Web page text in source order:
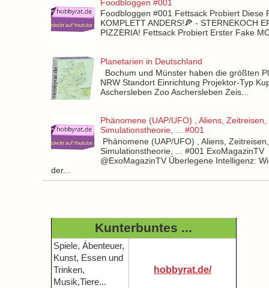
Foodbloggen #001
Foodbloggen #001 Fettsack Probiert Diese
KOMPLETT ANDERS!🍕 - STERNEKOCH
PIZZERIA! Fettsack Probiert Erster Fake
Planetarien in Deutschland
Bochum und Münster haben die größten
NRW Standort Einrichtung Projektor-Typ
Aschersleben Zoo Aschersleben Zeis...
Phänomene (UAP/UFO) , Aliens, Zeitreisen,
Simulationstheorie, ... #001
Phänomene (UAP/UFO) , Aliens, Zeitreisen,
Simulationstheorie, ... #001 ExoMagazinTV
@ExoMagazinTV Überlegene Intelligenz:
der...
Kunterbuntes ...
Spiele, Ábenteuer,
Kunst, Essen und
Trinken,
Musik,Tiere...
hobbyrat.de/